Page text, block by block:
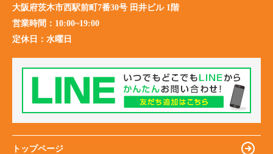
大阪府茨木市西駅前町7番30号 田井ビル 1階
営業時間： 10:00~19:00
定休日： 水曜日
トップページ